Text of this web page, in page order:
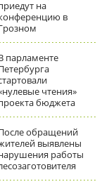
на
в
парламенте
чтения»
бюджета
обращений
выявлены
работы